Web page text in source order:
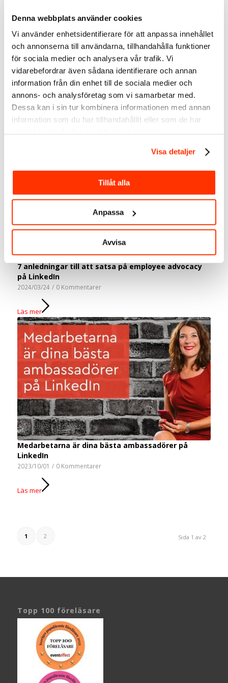
Denna webbplats använder cookies
Vi använder enhetsidentifierare för att anpassa innehållet
och annonserna till användarna, tillhandahålla funktioner
för sociala medier och analysera vår trafik. Vi
vidarebefordrar även sådana identifierare och annan
information från din enhet till de sociala medier och
annons- och analysföretag som vi samarbetar med.
Dessa kan i sin tur kombinera informationen med annan
information som du har tillhandahållit eller som de har
Visa detaljer
Tillåt alla
Anpassa
Avvisa
Skillanden mellan Employer Branding & Employee
Advocacy på LinkedIn
2025/09/16 / 0 Kommentarer
Läs mer
7 anledningar till att satsa på employee advocacy
på LinkedIn
2024/03/24 / 0 Kommentarer
Läs mer
Medarbetarna är dina bästa ambassadörer på
LinkedIn
2023/10/01 / 0 Kommentarer
Läs mer
Sida 1 av 2
1 2
Topp 100 föreläsare